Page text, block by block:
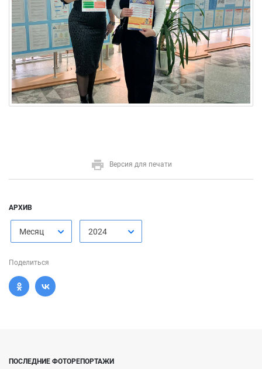
Версия для печати
АРХИВ
Месяц 2024
Поделиться
ПОСЛЕДНИЕ ФОТОРЕПОРТАЖИ